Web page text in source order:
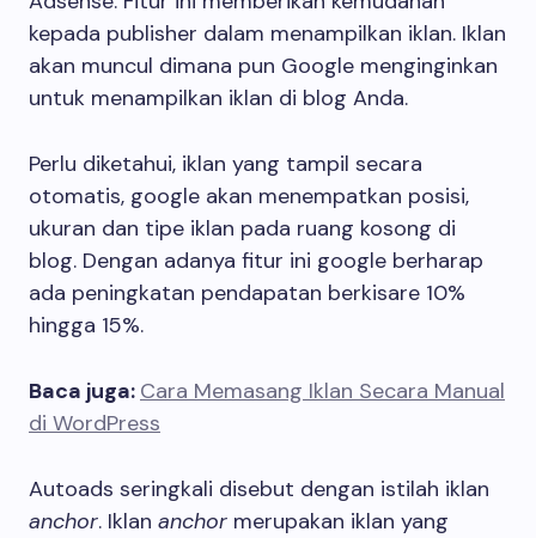
kepada publisher dalam menampilkan iklan. Iklan
akan muncul dimana pun Google menginginkan
untuk menampilkan iklan di blog Anda.
Perlu diketahui, iklan yang tampil secara
otomatis, google akan menempatkan posisi,
ukuran dan tipe iklan pada ruang kosong di
blog. Dengan adanya fitur ini google berharap
ada peningkatan pendapatan berkisare 10%
hingga 15%.
Baca juga: Cara Memasang Iklan Secara Manual
di WordPress
Autoads seringkali disebut dengan istilah iklan
anchor. Iklan anchor merupakan iklan yang